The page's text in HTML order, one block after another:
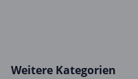
Weitere Kategorien